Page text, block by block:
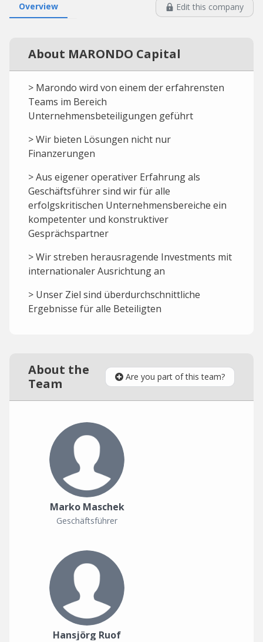
Overview Edit this company
About MARONDO Capital
> Marondo wird von einem der erfahrensten
Teams im Bereich
Unternehmensbeteiligungen geführt
> Wir bieten Lösungen nicht nur
Finanzerungen
> Aus eigener operativer Erfahrung als
Geschäftsführer sind wir für alle
erfolgskritischen Unternehmensbereiche ein
kompetenter und konstruktiver
Gesprächspartner
> Wir streben herausragende Investments mit
internationaler Ausrichtung an
> Unser Ziel sind überdurchschnittliche
Ergebnisse für alle Beteiligten
About the
Team
Are you part of this team?
Marko Maschek
Geschäftsführer
Hansjörg Ruof